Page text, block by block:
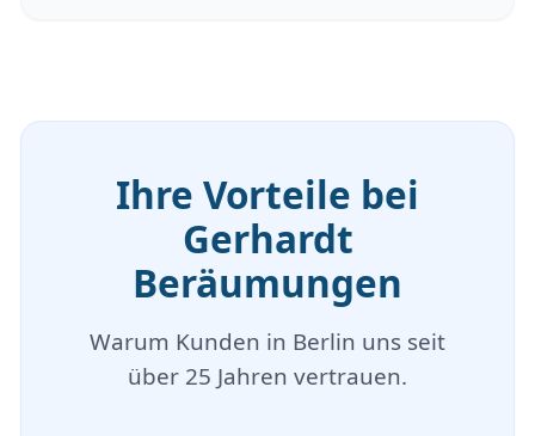
Ihre Vorteile bei
Gerhardt
Beräumungen
Warum Kunden in Berlin uns seit
über 25 Jahren vertrauen.